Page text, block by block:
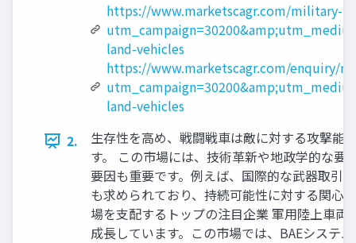
https://www.marketscagr.com/military-
land-vehicles
https://www.marketscagr.com/enquiry/
land-vehicles
2.
生存性を高め、戦闘戦車は敵に対する攻撃能
す。 この市場には、技術革新や地政学的な
要因も重要です。例えば、国際的な武器取引
も求められており、持続可能性に対する関心
場を支配するトップの注目企業 軍用陸上車
成長しています。この市場では、BAEシステ